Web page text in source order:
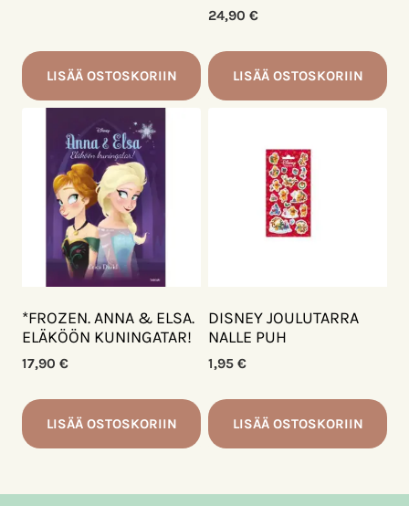
LISÄÄ OSTOSKORIIN
24,90 €
LISÄÄ OSTOSKORIIN
*FROZEN. ANNA & ELSA.
ELÄKÖÖN KUNINGATAR!
17,90 €
LISÄÄ OSTOSKORIIN
DISNEY JOULUTARRA
NALLE PUH
1,95 €
LISÄÄ OSTOSKORIIN